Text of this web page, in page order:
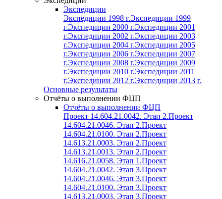
Экспедиции
Экспедиции 1998 г.Экспедиции 1999
г.Экспедиции 2000 г.Экспедиции 2001
г.Экспедиции 2002 г.Экспедиции 2003
г.Экспедиции 2004 г.Экспедиции 2005
г.Экспедиции 2006 г.Экспедиции 2007
г.Экспедиции 2008 г.Экспедиции 2009
г.Экспедиции 2010 г.Экспедиции 2011
г.Экспедиции 2012 г.Экспедиции 2013 г.
Основные результаты
Отчёты о выполнении ФЦП
Отчёты о выполнении ФЦП
Проект 14.604.21.0042. Этап 2.Проект
14.604.21.0046. Этап 2.Проект
14.604.21.0100. Этап 2.Проект
14.613.21.0003. Этап 2.Проект
14.613.21.0013. Этап 2.Проект
14.616.21.0058. Этап 1.Проект
14.604.21.0042. Этап 3.Проект
14.604.21.0046. Этап 3.Проект
14.604.21.0100. Этап 3.Проект
14.613.21.0003. Этап 3.Проект